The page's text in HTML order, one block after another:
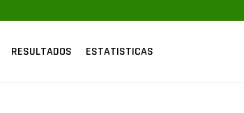
RESULTADOS ESTATISTICAS